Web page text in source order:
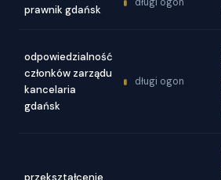
prawnik gdańsk
długi ogon
odpowiedzialność
członków zarządu
kancelaria
gdańsk
długi ogon